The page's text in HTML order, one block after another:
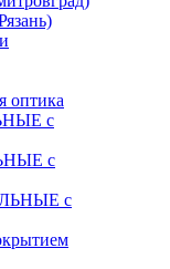
оптика
с
с
с